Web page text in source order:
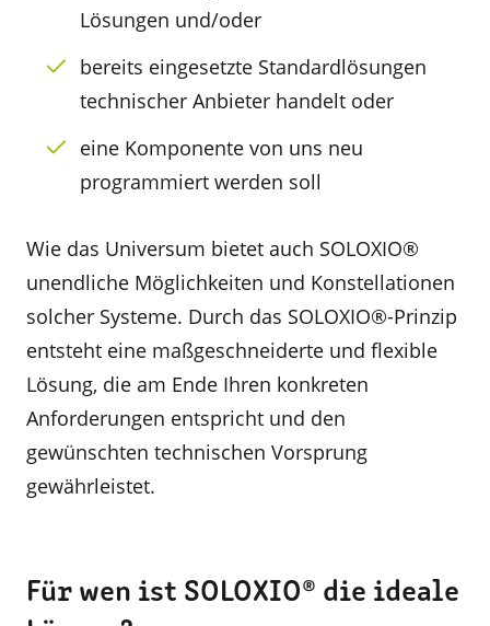
Lösungen und/oder
bereits eingesetzte Standardlösungen
technischer Anbieter handelt oder
eine Komponente von uns neu
programmiert werden soll
Wie das Universum bietet auch SOLOXIO®
unendliche Möglichkeiten und Konstellationen
solcher Systeme. Durch das SOLOXIO®-Prinzip
entsteht eine maßgeschneiderte und flexible
Lösung, die am Ende Ihren konkreten
Anforderungen entspricht und den
gewünschten technischen Vorsprung
gewährleistet.
Für wen ist SOLOXIO® die ideale